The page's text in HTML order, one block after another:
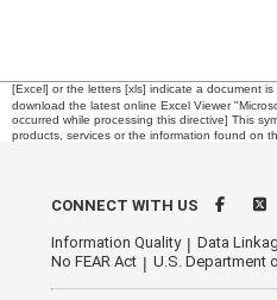
[Excel] or the letters [xls] indicate a document
download the latest online Excel Viewer
occurred while processing this directive] This
products, services or the information found on
CONNECT WITH US
Information Quality Data
No FEAR Act
U.S. Department